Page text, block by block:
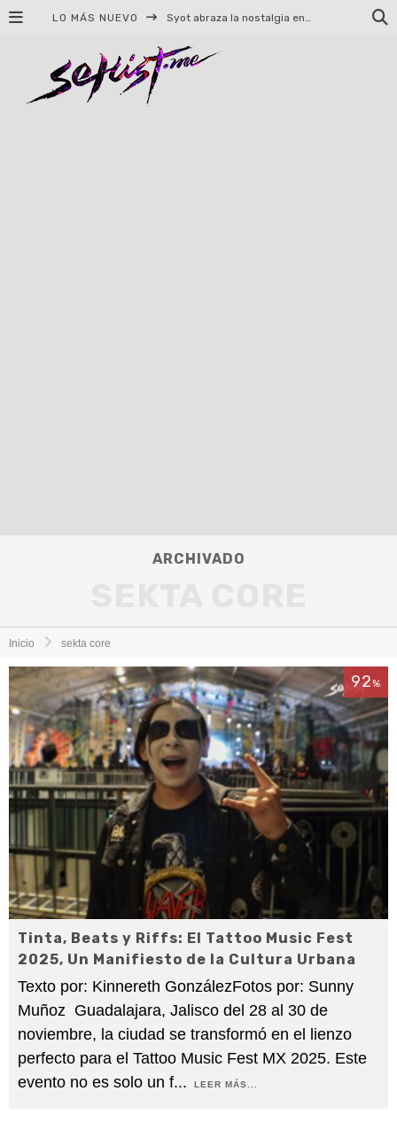
LO MÁS NUEVO Syot abraza la nostalgia en «Blame», el primer adelanto de su EP debut
ARCHIVADO
Inicio sekta core
92%
Tinta, Beats y Riffs: El Tattoo Music Fest
2025, Un Manifiesto de la Cultura Urbana
Texto por: Kinnereth GonzálezFotos por: Sunny
Muñoz Guadalajara, Jalisco del 28 al 30 de
noviembre, la ciudad se transformó en el lienzo
perfecto para el Tattoo Music Fest MX 2025. Este
evento no es solo un f... LEER MÁS...